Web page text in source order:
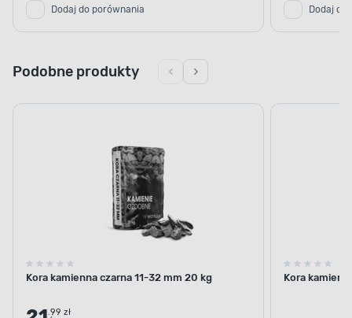
Dodaj do porównania Dodaj do
Podobne produkty
Kora kamienna czarna 11-32 mm 20 kg
.99 zł
Kora